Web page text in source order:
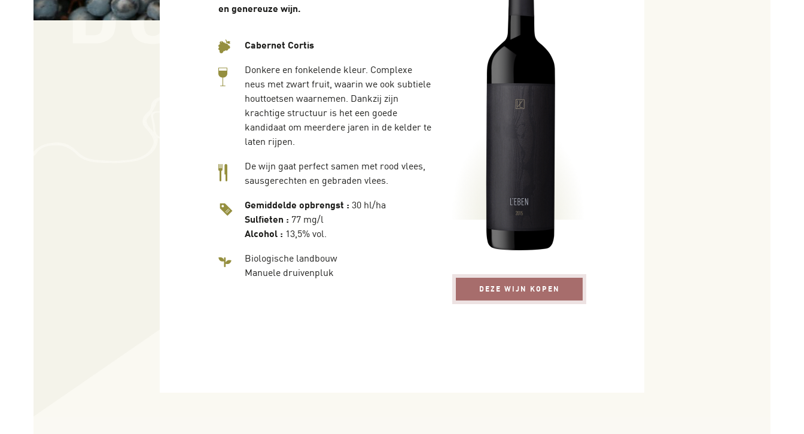
en genereuze wijn.
Cabernet Cortis
Donkere en fonkelende kleur. Complexe
neus met zwart fruit, waarin we ook subtiele
houttoetsen waarnemen. Dankzij zijn
krachtige structuur is het een goede
kandidaat om meerdere jaren in de kelder te
laten rijpen.
De wijn gaat perfect samen met rood vlees,
sausgerechten en gebraden vlees.
Gemiddelde opbrengst : 30 hl/ha
Sulfieten : 77 mg/l
Alcohol : 13,5% vol.
Biologische landbouw
Manuele druivenpluk
DEZE WIJN KOPEN